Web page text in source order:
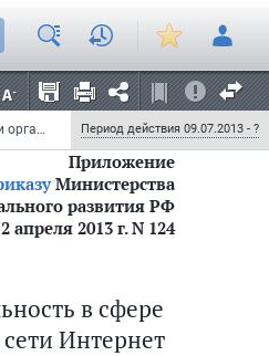
Интернет
Приказ Министерства регионального развития РФ от 2 апреля 2013 г. N 124 "Об утверждении Регламента раскрытия информации организациями, осуществляющими деятельность в сфере управления многоквартирными домами, путем ее опубликования в сети Интернет и об определении официального сайта в сети Интернет, предназначенного для раскрытия информации организациями, осуществляющими деятельность в сфере управления многоквартирными домами" Период действия 09.07.2013 - ?
В.А. Токарев
Приложение
Министерства
развития РФ
апреля 2013 г. N 124
в сфере
Интернет